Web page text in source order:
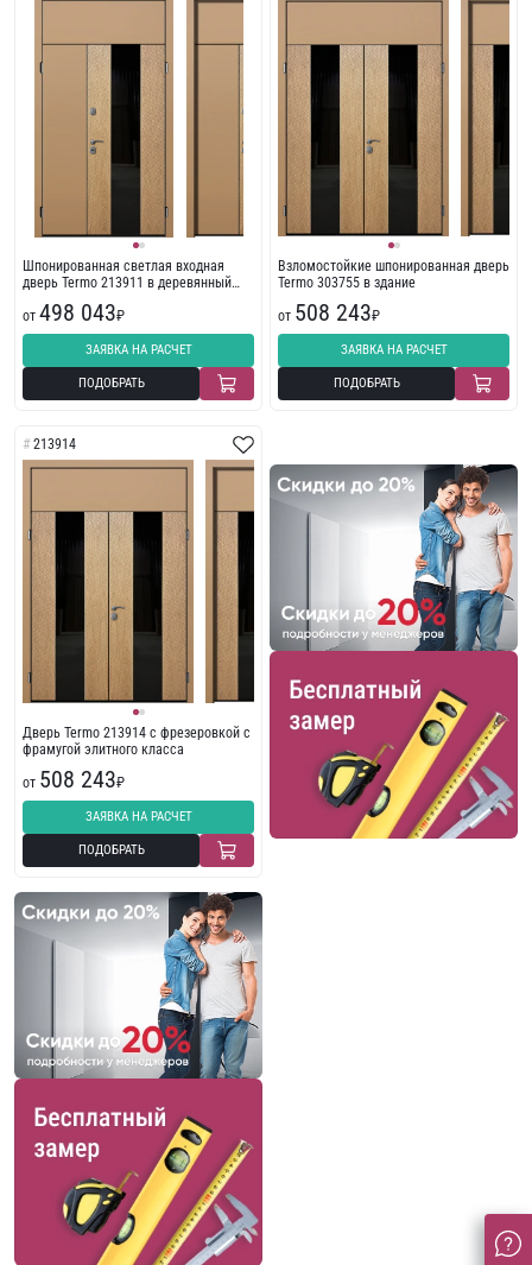
Шпонированная светлая входная
дверь Termo 213911 в деревянный
от 498 043₽
ЗАЯВКА НА РАСЧЕТ
ПОДОБРАТЬ
Взломостойкие шпонированная дверь
Termo 303755 в здание
от 508 243₽
ЗАЯВКА НА РАСЧЕТ
ПОДОБРАТЬ
213914
Дверь Termo 213914 с фрезеровкой с
фрамугой элитного класса
от 508 243₽
ЗАЯВКА НА РАСЧЕТ
ПОДОБРАТЬ